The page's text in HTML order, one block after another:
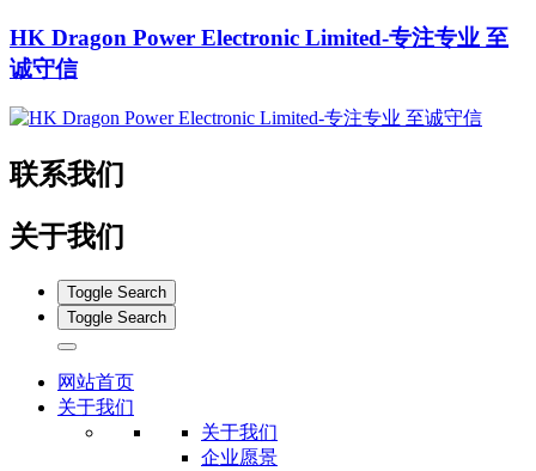
HK Dragon Power Electronic Limited-专注专业 至
诚守信
联系我们
关于我们
Toggle Search
Toggle Search
网站首页
关于我们
关于我们
企业愿景